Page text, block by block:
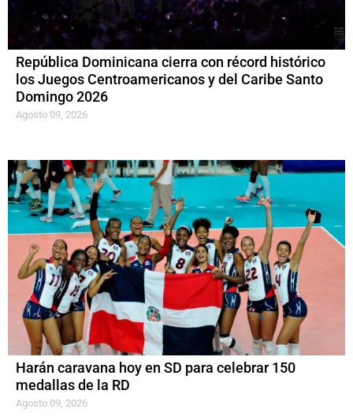
República Dominicana cierra con récord histórico
los Juegos Centroamericanos y del Caribe Santo
Domingo 2026
Agosto 09, 2026
Harán caravana hoy en SD para celebrar 150
medallas de la RD
Agosto 09, 2026